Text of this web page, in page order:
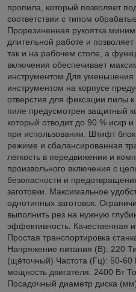
пропила, который позволяет
соответствии с типом
Прорезиненная рукоятка
длительной работе и
так и на рабочем столе, а
включения обеспечивает
инструментом.Для уменьшения
инструментом на корпусе
отверстия для фиксации пилы
пиле предусмотрен защитный
который отводит до 90 % искр
при использовании. Штифт
режиме и сбалансированная
легкость в передвижении и
произвольного включения с
безопасности и
заготовки. Максимальное
однотипных заготовок.
выполнить рез на нужную
эффективность. Качественная
Простая транспортировка
Напряжение питания (В): 220
(щёточный) Частота (Гц): 50-60
мощность двигателя: 2400 Вт
Посадочный диаметр диска